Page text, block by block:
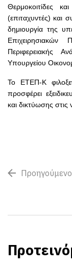
Θερμοκοιτίδες
(επιταχυντές) και
δημιουργία της
Περιφερειακής
Υπουργείου
Το ΕΤΕΠ-Κ
προσφέρει
και δικτύωσης στις